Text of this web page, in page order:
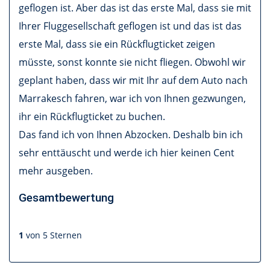
geflogen ist. Aber das ist das erste Mal, dass sie mit
Ihrer Fluggesellschaft geflogen ist und das ist das
erste Mal, dass sie ein Rückflugticket zeigen
müsste, sonst konnte sie nicht fliegen. Obwohl wir
geplant haben, dass wir mit Ihr auf dem Auto nach
Marrakesch fahren, war ich von Ihnen gezwungen,
ihr ein Rückflugticket zu buchen.
Das fand ich von Ihnen Abzocken. Deshalb bin ich
sehr enttäuscht und werde ich hier keinen Cent
mehr ausgeben.
Gesamtbewertung
1 von 5 Sternen